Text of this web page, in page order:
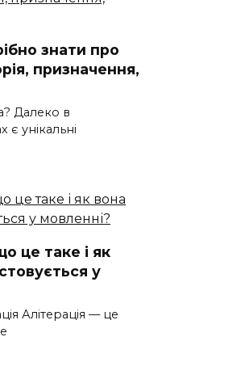
знати про
призначення,
Далеко в
є унікальні
це таке і як
у
Алітерація — це